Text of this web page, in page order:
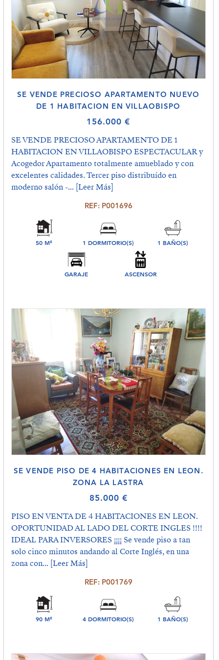
SE VENDE PRECIOSO APARTAMENTO NUEVO
DE 1 HABITACION EN VILLAOBISPO
156.000 €
SE VENDE PRECIOSO APARTAMENTO DE 1
HABITACION EN VILLAOBISPO ESPECTACULAR y
Acogedor Apartamento totalmente amueblado y con
excelentes calidades. Tercer piso distribuído en
moderno salón -... [Leer Más]
REF: P001696
50 M² 1 DORMITORIO(S) 1 BAÑO(S)
GARAJE ASCENSOR
SE VENDE PISO DE 4 HABITACIONES EN LEON.
ZONA LA LASTRA
85.000 €
PISO EN VENTA DE 4 HABITACIONES EN LEON.
OPORTUNIDAD AL LADO DEL CORTE INGLES !!!!
IDEAL PARA INVERSORES ¡¡¡¡ Se vende piso a tan
solo cinco minutos andando al Corte Inglés, en una
zona con... [Leer Más]
REF: P001769
90 M² 4 DORMITORIO(S) 1 BAÑO(S)